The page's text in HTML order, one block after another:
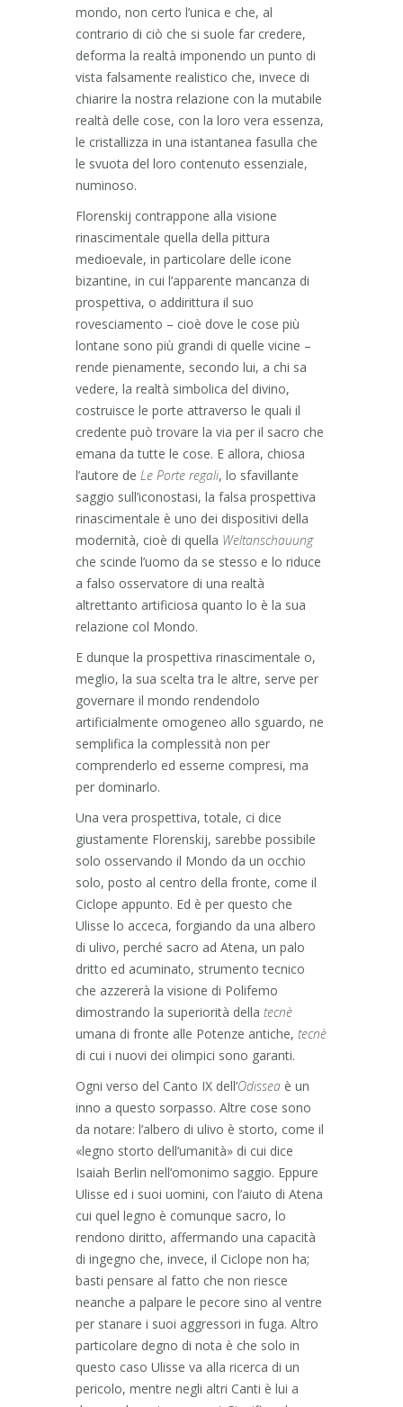
mondo, non certo l’unica e che, al
contrario di ciò che si suole far credere,
deforma la realtà imponendo un punto di
vista falsamente realistico che, invece di
chiarire la nostra relazione con la mutabile
realtà delle cose, con la loro vera essenza,
le cristallizza in una istantanea fasulla che
le svuota del loro contenuto essenziale,
numinoso.
Florenskij contrappone alla visione
rinascimentale quella della pittura
medioevale, in particolare delle icone
bizantine, in cui l’apparente mancanza di
prospettiva, o addirittura il suo
rovesciamento – cioè dove le cose più
lontane sono più grandi di quelle vicine –
rende pienamente, secondo lui, a chi sa
vedere, la realtà simbolica del divino,
costruisce le porte attraverso le quali il
credente può trovare la via per il sacro che
emana da tutte le cose. E allora, chiosa
l’autore de Le Porte regali, lo sfavillante
saggio sull’iconostasi, la falsa prospettiva
rinascimentale è uno dei dispositivi della
modernità, cioè di quella Weltanschauung
che scinde l’uomo da se stesso e lo riduce
a falso osservatore di una realtà
altrettanto artificiosa quanto lo è la sua
relazione col Mondo.
E dunque la prospettiva rinascimentale o,
meglio, la sua scelta tra le altre, serve per
governare il mondo rendendolo
artificialmente omogeneo allo sguardo, ne
semplifica la complessità non per
comprenderlo ed esserne compresi, ma
per dominarlo.
Una vera prospettiva, totale, ci dice
giustamente Florenskij, sarebbe possibile
solo osservando il Mondo da un occhio
solo, posto al centro della fronte, come il
Ciclope appunto. Ed è per questo che
Ulisse lo acceca, forgiando da una albero
di ulivo, perché sacro ad Atena, un palo
dritto ed acuminato, strumento tecnico
che azzererà la visione di Polifemo
dimostrando la superiorità della tecnè
umana di fronte alle Potenze antiche, tecnè
di cui i nuovi dei olimpici sono garanti.
Ogni verso del Canto IX dell’Odissea è un
inno a questo sorpasso. Altre cose sono
da notare: l’albero di ulivo è storto, come il
«legno storto dell’umanità» di cui dice
Isaiah Berlin nell’omonimo saggio. Eppure
Ulisse ed i suoi uomini, con l’aiuto di Atena
cui quel legno è comunque sacro, lo
rendono diritto, affermando una capacità
di ingegno che, invece, il Ciclope non ha;
basti pensare al fatto che non riesce
neanche a palpare le pecore sino al ventre
per stanare i suoi aggressori in fuga. Altro
particolare degno di nota è che solo in
questo caso Ulisse va alla ricerca di un
pericolo, mentre negli altri Canti è lui a